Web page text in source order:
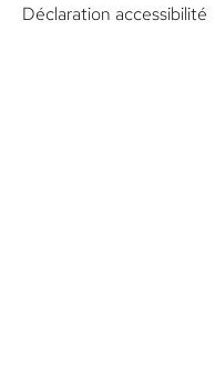
Déclaration accessibilité